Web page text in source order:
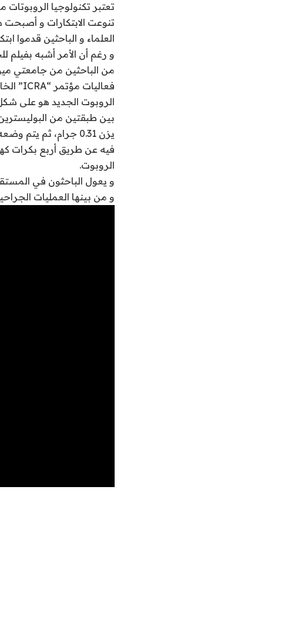
تعتبر تكنولوجيا
تنوعت الابتكارات و
العلماء و الباحثين قدموا
و رغم أن الأمر أشبه بفيلم
من الباحثين من جامعتي
فعاليات مؤتمر “ICRA” الخاص بالروبوتيك في مدينة سياتل الأمريكية عن هذا الروبوت المصغر.
يزن 0.31 جرام، ثم
فيه عن طريق أربع بكرات
الروبوت.
و يعول الباحثون في
و من بينها العمليات